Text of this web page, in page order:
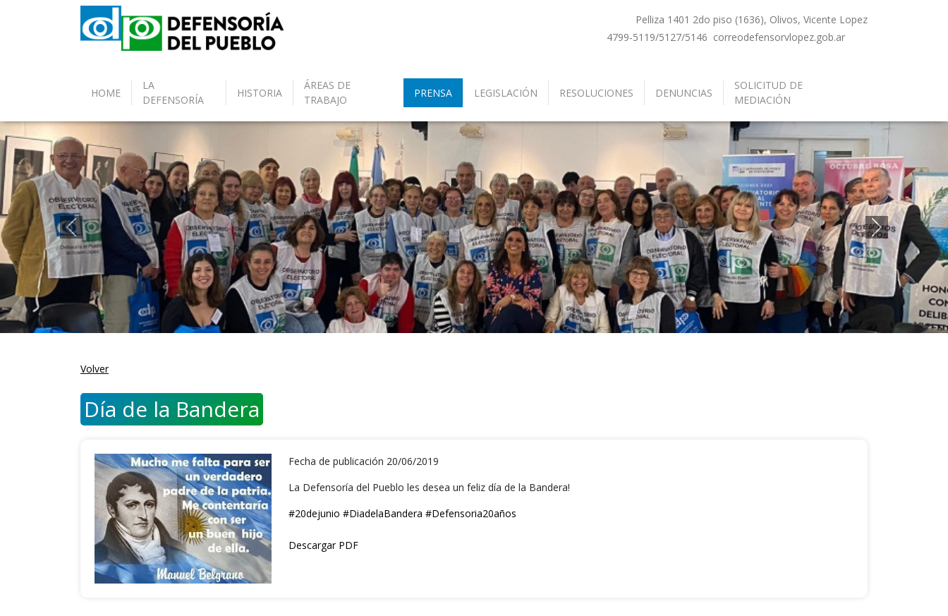
Pelliza 1401 2do piso (1636), Olivos, Vicente Lopez
4799-5119/5127/5146 correodefensorvlopez.gob.ar
HOME
LA
DEFENSORÍA
HISTORIA
ÁREAS DE
TRABAJO
PRENSA LEGISLACIÓN RESOLUCIONES DENUNCIAS
SOLICITUD DE
MEDIACIÓN
Anterior Siguiente
Volver
Día de la Bandera
Fecha de publicación 20/06/2019
La Defensoría del Pueblo les desea un feliz día de la Bandera!
#20dejunio #DiadelaBandera #Defensoria20años
Descargar PDF